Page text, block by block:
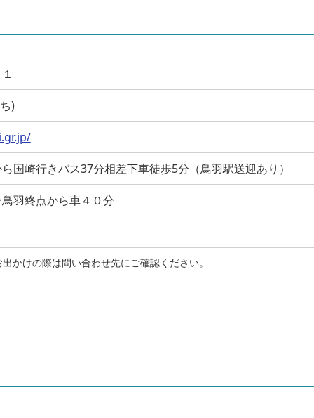
)
国崎行きバス37分相差下車徒歩5分（鳥羽駅送迎あり）
羽終点から車４０分
かけの際は問い合わせ先にご確認ください。